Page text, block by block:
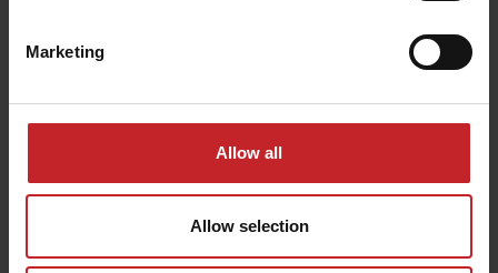
Marketing
Allow all
Allow selection